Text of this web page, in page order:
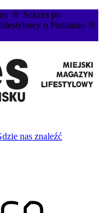
🌞 Sukces po
o Poznaniu 🌞
nas znaleźć